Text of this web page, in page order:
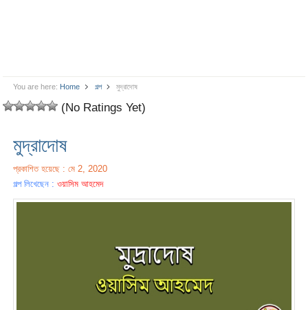
You are here: Home গল্প মুদ্রাদোষ
(No Ratings Yet)
মুদ্রাদোষ
প্রকাশিত হয়েছে : মে 2, 2020
গল্প লিখেছেন :ওয়াসিম আহমেদ